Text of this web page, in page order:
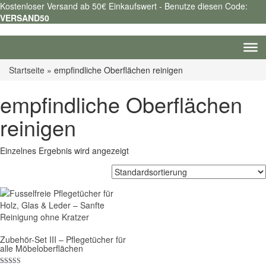
Kostenloser Versand ab 50€ Einkaufswert - Benutze diesen Code:
VERSAND50
Startseite » empfindliche Oberflächen reinigen
empfindliche Oberflächen
reinigen
Einzelnes Ergebnis wird angezeigt
Zubehör-Set III – Pflegetücher für
alle Möbeloberflächen